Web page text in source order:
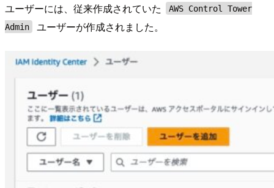
ユーザーには、従来作成されていた
AWS Control Tower
Admin
ユーザーが作成されました。